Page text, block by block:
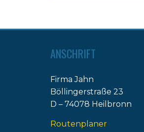
ANSCHRIFT
Firma Jahn
Böllingerstraße 23
D – 74078 Heilbronn
Routenplaner